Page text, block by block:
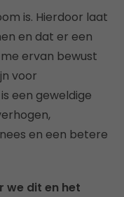
is. Hierdoor laat
en dat er een
ervan bewust
voor
een geweldige
en een betere
we dit en het